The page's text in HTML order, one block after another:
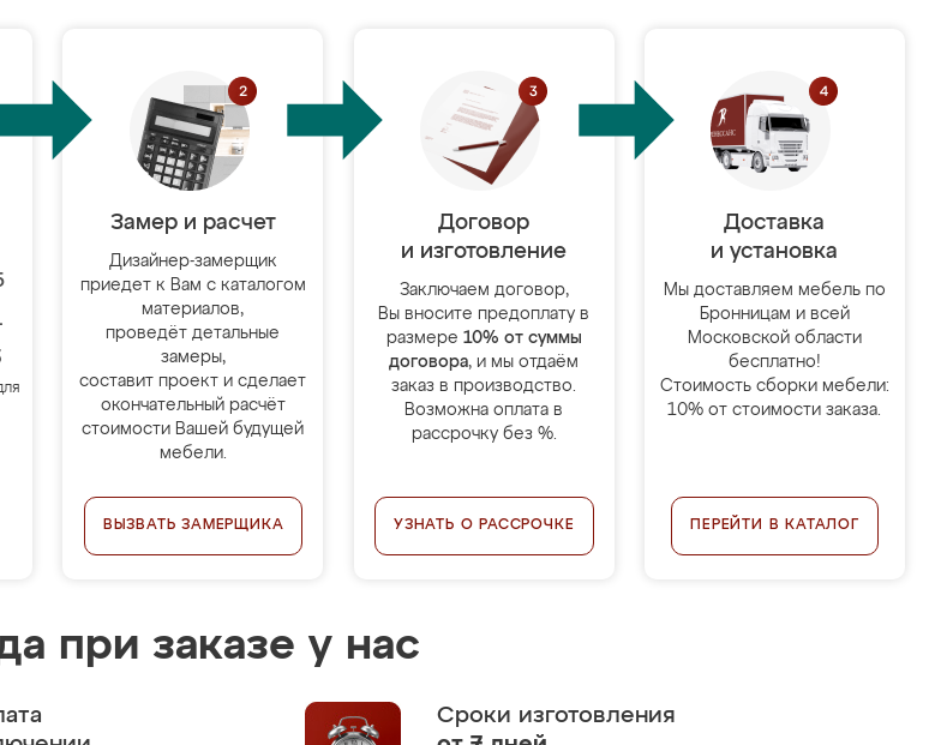
Замер и расчет
Дизайнер-замерщик
приедет к Вам с каталогом
материалов,
проведёт детальные
замеры,
составит проект и сделает
окончательный расчёт
стоимости Вашей будущей
мебели.
ВЫЗВАТЬ ЗАМЕРЩИКА
Договор
и изготовление
Заключаем договор,
Вы вносите предоплату в
размере 10% от суммы
договора, и мы отдаём
заказ в производство.
Возможна оплата в
рассрочку без %.
УЗНАТЬ О РАССРОЧКЕ
Доставка
и установка
Мы доставляем мебель по
Бронницам и всей
Московской области
бесплатно!
Стоимость сборки мебели:
10% от стоимости заказа.
ПЕРЕЙТИ В КАТАЛОГ
при заказе у нас
Сроки изготовления